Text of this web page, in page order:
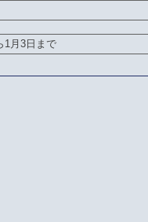
1月3日まで